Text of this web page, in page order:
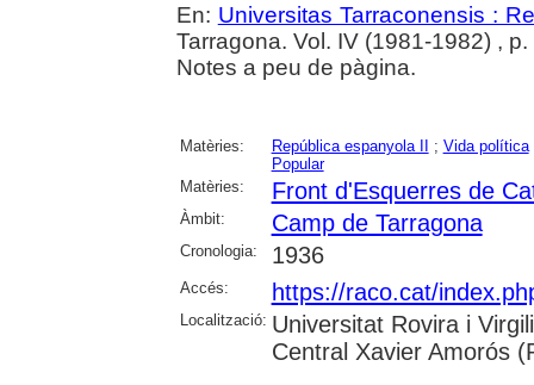
En: Universitas Tarraconensis :
Tarragona. Vol. IV (1981-1982) ,
Notes a peu de pàgina.
Matèries: República espanyola II ; Vida política
Popular
Matèries:
Front d'Esquerres de
Àmbit: Camp de Tarragona
Cronologia: 1936
Accés: https://raco.cat/
Localització: Universitat Rovira i
Central Xavier Amorós